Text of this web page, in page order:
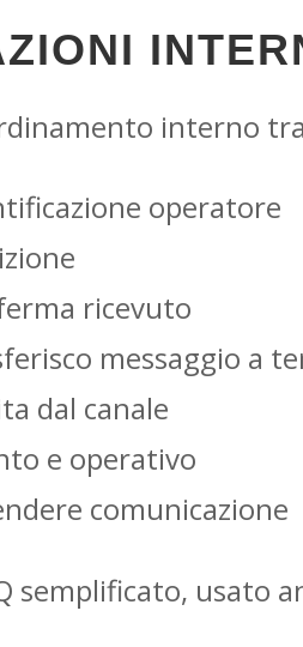
interno
operatore
ricevuto
messaggio a
dal canale
e operativo
comunicazione
semplificato, usato